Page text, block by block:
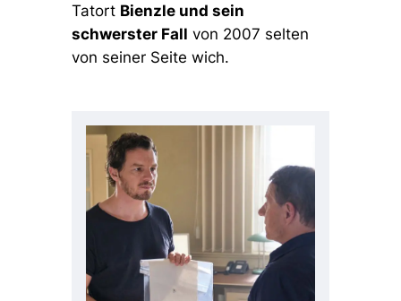
Tatort Bienzle und sein
schwerster Fall von 2007 selten
von seiner Seite wich.